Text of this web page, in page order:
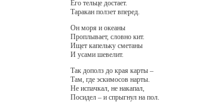
Его тельце достает.
Таракан ползет вперед.
Он моря и океаны
Проплывает, словно кит.
Ищет капельку сметаны
И усами шевелит.
Так дополз до края карты –
Там, где эскимосов нарты.
Не испачкал, не накапал,
Посидел – и спрыгнул на пол.